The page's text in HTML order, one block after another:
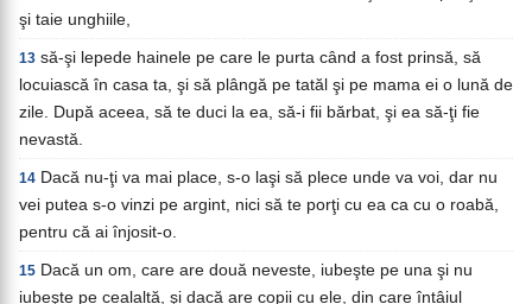
şi taie unghiile,
13 să-şi lepede hainele pe care le purta când a fost prinsă, să
locuiască în casa ta, şi să plângă pe tatăl şi pe mama ei o lună de
zile. După aceea, să te duci la ea, să-i fii bărbat, şi ea să-ţi fie
nevastă.
14 Dacă nu-ţi va mai place, s-o laşi să plece unde va voi, dar nu
vei putea s-o vinzi pe argint, nici să te porţi cu ea ca cu o roabă,
pentru că ai înjosit-o.
15 Dacă un om, care are două neveste, iubeşte pe una şi nu
iubeşte pe cealaltă, şi dacă are copii cu ele, din care întâiul